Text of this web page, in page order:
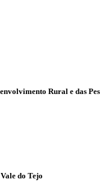
Rural e das
do Tejo